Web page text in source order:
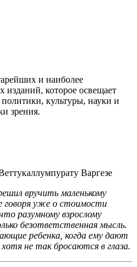
и наиболее
изданий, которое освещает
культуры, науки и
зрения.
Варгезе
вручить маленькому
говоря уже о стоимости
разумному взрослому
безответственная мысль.
ребенка, когда ему дают
не так бросаются в глаза.